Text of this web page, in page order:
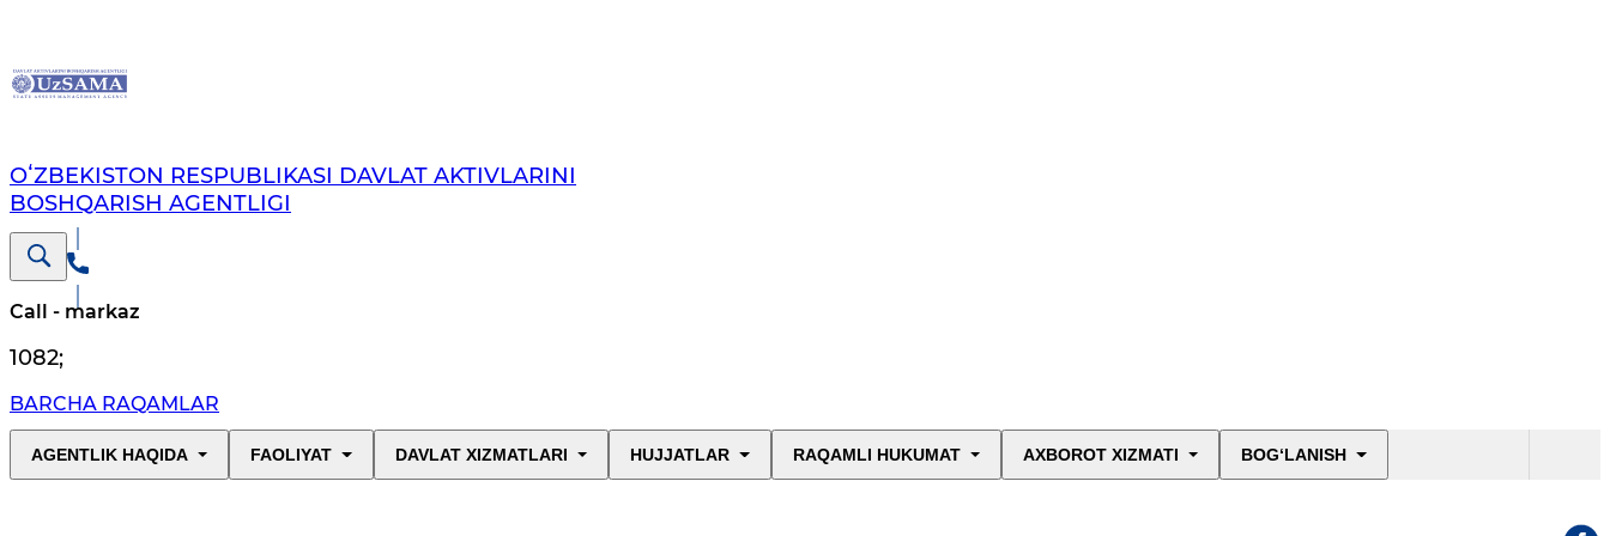
OʻZBEKISTON RESPUBLIKASI DAVLAT AKTIVLARINI
BOSHQARISH AGENTLIGI
Call - markaz
1082;
BARCHA RAQAMLAR
AGENTLIK HAQIDA FAOLIYAT DAVLAT XIZMATLARI HUJJATLAR RAQAMLI HUKUMAT AXBOROT XIZMATI BOG‘LANISH